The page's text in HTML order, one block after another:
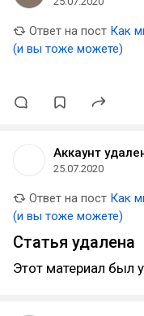
Ответ на пост Как
(и вы тоже можете)
Аккаунт
25.07.2020
Ответ на пост Как
(и вы тоже можете)
Статья удалена
Этот материал был